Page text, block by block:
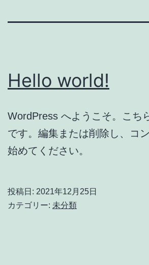
Hello world!
WordPress へようこそ。こち
です。編集または削除し、コ
始めてください。
投稿日: 2021年12月25日
カテゴリー: 未分類